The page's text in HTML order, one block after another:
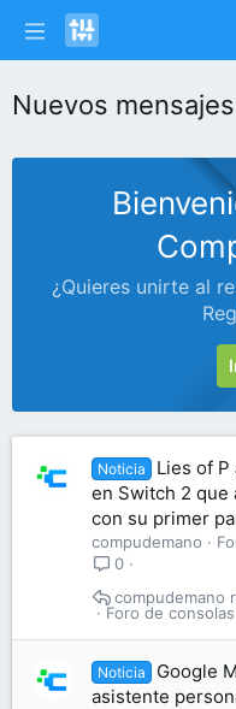
Nuevos mensajes
¿Quieres unirte al
Noticia
Lies of
en Switch 2 que
con su primer
compudemano
0
Foro de
compudemano
Noticia
Google
asistente